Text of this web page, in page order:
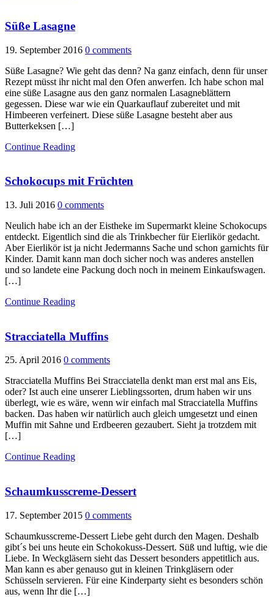
Süße Lasagne
19. September 2016 0 comments
Süße Lasagne? Wie geht das denn? Na ganz einfach, denn für unser
Rezept müsst ihr nicht mal den Ofen anwerfen. Ich habe schon mal
eine süße Lasagne aus den ganz normalen Lasagneblättern
gegessen. Diese war wie ein Quarkauflauf zubereitet und mit
Himbeeren verfeinert. Diese süße Lasagne besteht aber aus
Butterkeksen […]
Continue Reading
Schokocups mit Früchten
13. Juli 2016 0 comments
Neulich habe ich an der Eistheke im Supermarkt kleine Schokocups
entdeckt. Eigentlich sind die als Trinkbecher für Eierlikör gedacht.
Aber Eierlikör ist ja nicht Jedermanns Sache und schon garnichts für
Kinder. Damit kann man doch sicher noch was anderes anstellen
und so landete eine Packung doch noch in meinem Einkaufswagen.
[…]
Continue Reading
Stracciatella Muffins
25. April 2016 0 comments
Stracciatella Muffins Bei Stracciatella denkt man erst mal ans Eis,
oder? Ist auch eine unserer Lieblingssorten, drum haben wir uns
überlegt, wie es wäre, wenn wir einfach mal Stracciatella Muffins
backen. Das haben wir natürlich auch gleich umgesetzt und einen
Muffin mit Sahne und Erdbeeren gezaubert. Sieht ja trotzdem mit
[…]
Continue Reading
Schaumkusscreme-Dessert
17. September 2015 0 comments
Schaumkusscreme-Dessert Liebe geht durch den Magen. Deshalb
gibt´s bei uns heute ein Schokokuss-Dessert. Süß und luftig, wie die
Liebe. In Weckgläsern sieht das Dessert besonders appetitlich aus.
Man kann es aber genauso gut in kleinen Trinkgläsern oder
Schüsseln servieren. Für eine Kinderparty sieht es besonders schön
aus, wenn Ihr die […]